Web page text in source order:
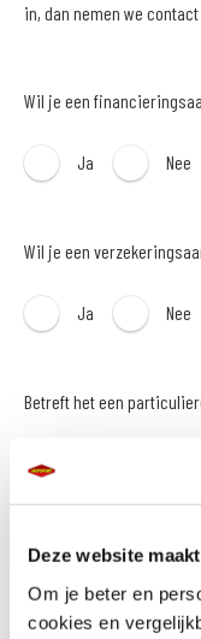
Deze website
Om je beter en
cookies en
in, dan nemen we
Wil je een
Ja Nee
Wil je een
Ja Nee
Betreft het een